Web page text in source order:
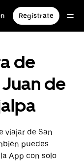
Regístrate
de
de
viajar de San
puedes
App con solo